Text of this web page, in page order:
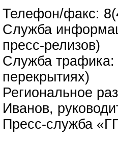
Телефон/факс:
Служба
пресс-релизов)
Служба трафика:
перекрытиях)
Региональное
Иванов,
Пресс-служба